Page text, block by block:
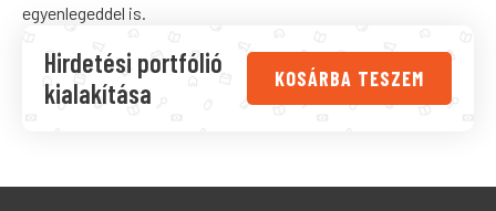
egyenlegeddel is.
Hirdetési portfólió
kialakítása
KOSÁRBA TESZEM